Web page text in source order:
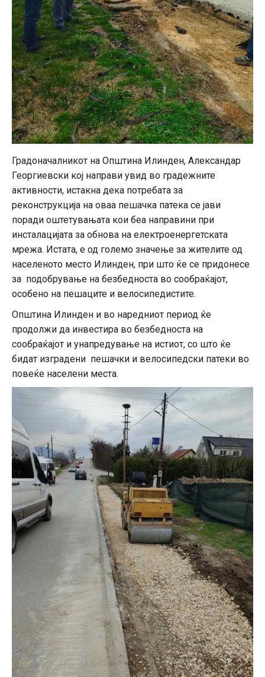
Градоначалникот на Општина Илинден, Александар
Георгиевски кој направи увид во градежните
активности, истакна дека потребата за
реконструкција на оваа пешачка патека се јави
поради оштетувањата кои беа направини при
инсталацијата за обнова на електроенергетската
мрежа. Истата, е од големо значење за жителите од
населеното место Илинден, при што ќе се придонесе
за подобрување на безбедноста во сообраќајот,
особено на пешаците и велосипедистите.
Општина Илинден и во наредниот период ќе
продолжи да инвестира во безбедноста на
сообраќајот и унапредување на истиот, со што ќе
бидат изградени пешачки и велосипедски патеки во
повеќе населени места.